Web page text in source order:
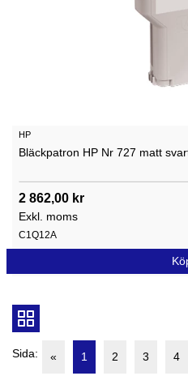
HP
Bläckpatron HP Nr 727 matt
2 862,00 kr
Exkl. moms
C1Q12A
Sida: « 1 2 3 4